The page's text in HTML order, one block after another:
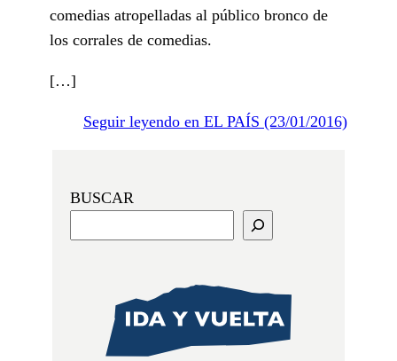
comedias atropelladas al público bronco de
los corrales de comedias.
[…]
Seguir leyendo en EL PAÍS (23/01/2016)
BUSCAR